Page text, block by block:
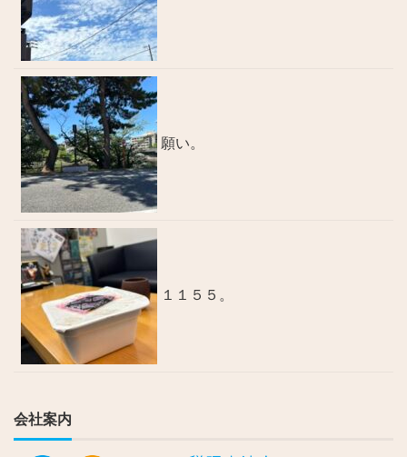
願い。
１１５５。
会社案内